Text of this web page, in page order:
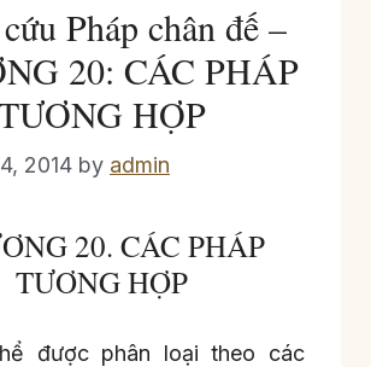
Pháp chân đế –
20: CÁC PHÁP
HỢP
2014 by admin
20. CÁC PHÁP
TƯƠNG HỢP
được phân loại theo các